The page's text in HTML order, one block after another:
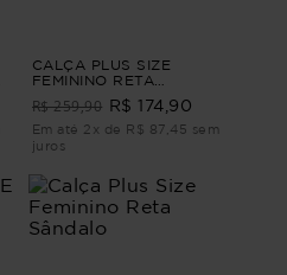
CALÇA PLUS SIZE
FEMININO RETA
ALFAIATARIA JONES Azul
G2
R$ 259,90 R$ 174,90
Em até 2x de R$ 87,45 sem
juros